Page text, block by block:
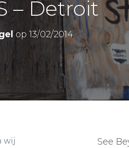
– Detroit
op 13/02/2014
wij
See